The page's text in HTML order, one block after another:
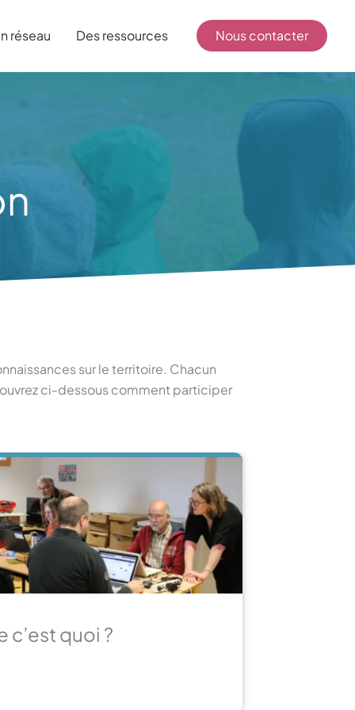
réseau Des ressources Nous contacter
sur le territoire. Chacun
ci-dessous comment participer
c’est quoi ?